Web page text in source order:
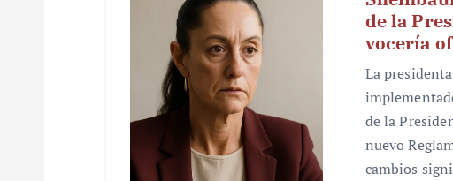
de la
vocería
La
de la
nuevo
cambios